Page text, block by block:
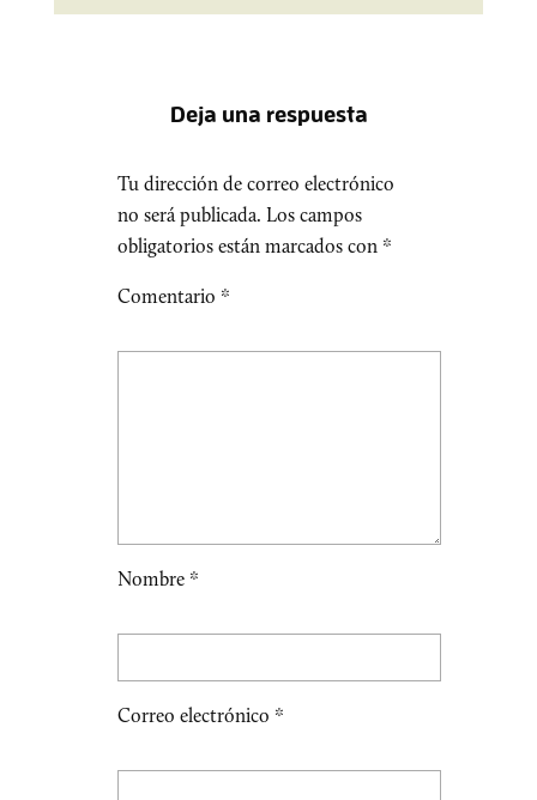
Deja una respuesta
Tu dirección de correo electrónico
no será publicada. Los campos
obligatorios están marcados con *
Comentario *
Nombre *
Correo electrónico *